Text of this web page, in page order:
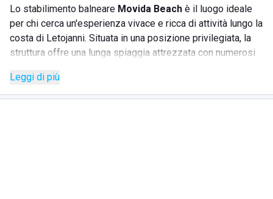
Lo stabilimento balneare Movida Beach è il luogo ideale
per chi cerca un'esperienza vivace e ricca di attività lungo la
costa di Letojanni. Situata in una posizione privilegiata, la
struttura offre una lunga spiaggia attrezzata con numerosi
Tra i servizi disponibili troviamo:
Leggi di più